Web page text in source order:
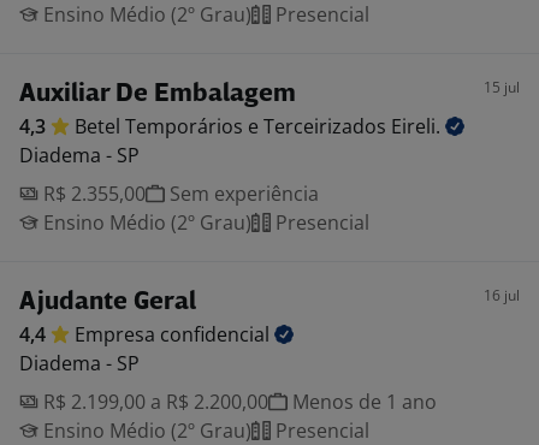
Ensino Médio (2º Grau)
Presencial
Auxiliar De Embalagem 15 jul
4,3 Betel Temporários e Terceirizados Eireli.
Diadema - SP
R$ 2.355,00
Sem experiência
Ensino Médio (2º Grau)
Presencial
Ajudante Geral 16 jul
4,4 Empresa confidencial
Diadema - SP
R$ 2.199,00 a R$ 2.200,00
Menos de 1 ano
Ensino Médio (2º Grau)
Presencial